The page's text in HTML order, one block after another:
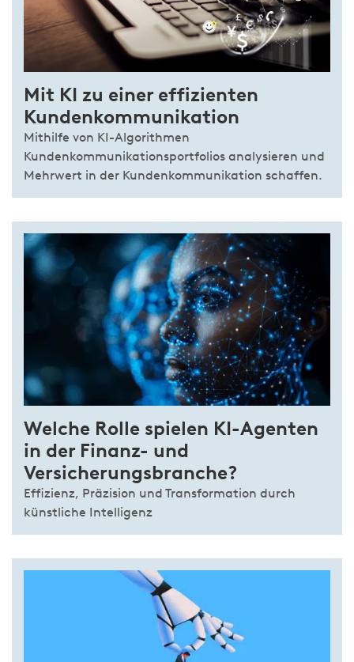
Mit KI zu einer effizienten
Kundenkommunikation
Mithilfe von KI-Algorithmen
Kundenkommunikationsportfolios analysieren und
Mehrwert in der Kundenkommunikation schaffen.
Welche Rolle spielen KI-Agenten
in der Finanz- und
Versicherungsbranche?
Effizienz, Präzision und Transformation durch
künstliche Intelligenz